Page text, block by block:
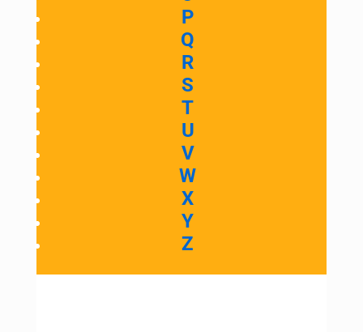
P
Q
R
S
T
U
V
W
X
Y
Z